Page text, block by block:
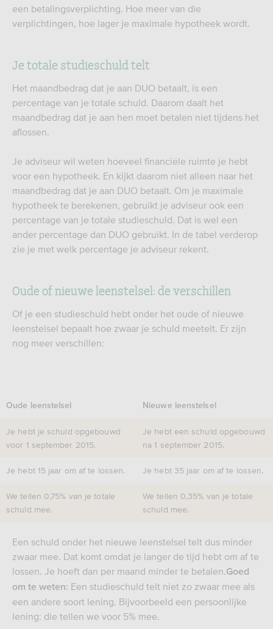
een betalingsverplichting. Hoe meer van die
verplichtingen, hoe lager je maximale hypotheek wordt.
Je totale studieschuld telt
Het maandbedrag dat je aan DUO betaalt, is een
percentage van je totale schuld. Daarom daalt het
maandbedrag dat je aan hen moet betalen niet tijdens het
aflossen.
Je adviseur wil weten hoeveel financiële ruimte je hebt
voor een hypotheek. En kijkt daarom niet alleen naar het
maandbedrag dat je aan DUO betaalt. Om je maximale
hypotheek te berekenen, gebruikt je adviseur ook een
percentage van je totale studieschuld. Dat is wel een
ander percentage dan DUO gebruikt. In de tabel verderop
zie je met welk percentage je adviseur rekent.
Oude of nieuwe leenstelsel: de verschillen
Of je een studieschuld hebt onder het oude of nieuwe
leenstelsel bepaalt hoe zwaar je schuld meetelt. Er zijn
nog meer verschillen:
Oude leenstelsel Nieuwe leenstelsel
Je hebt je schuld opgebouwd
voor 1 september 2015.
Je hebt een schuld opgebouwd
na 1 september 2015.
Je hebt 15 jaar om af te lossen. Je hebt 35 jaar om af te lossen.
We tellen 0,75% van je totale
schuld mee.
We tellen 0,35% van je totale
schuld mee.
Een schuld onder het nieuwe leenstelsel telt dus minder
zwaar mee. Dat komt omdat je langer de tijd hebt om af te
lossen. Je hoeft dan per maand minder te betalen.Goed
om te weten: Een studieschuld telt niet zo zwaar mee als
een andere soort lening. Bijvoorbeeld een persoonlijke
lening: die tellen we voor 5% mee.